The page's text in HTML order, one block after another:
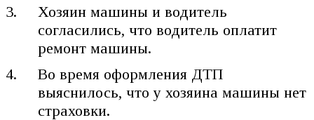
Хозяин машины и водитель
согласились, что водитель оплатит
ремонт машины.
Во время оформления ДТП
выяснилось, что у хозяина машины нет
страховки.